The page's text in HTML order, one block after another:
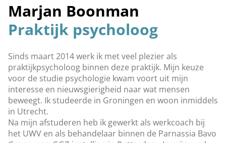
Marjan Boonman
Praktijk psycholoog
Sinds maart 2014 werk ik met veel plezier als
praktijkpsycholoog binnen deze praktijk. Mijn keuze
voor de studie psychologie kwam voort uit mijn
interesse en nieuwsgierigheid naar wat mensen
beweegt. Ik studeerde in Groningen en woon inmiddels
in Utrecht.
Na mijn afstuderen heb ik gewerkt als werkcoach bij
het UWV en als behandelaar binnen de Parnassia Bavo